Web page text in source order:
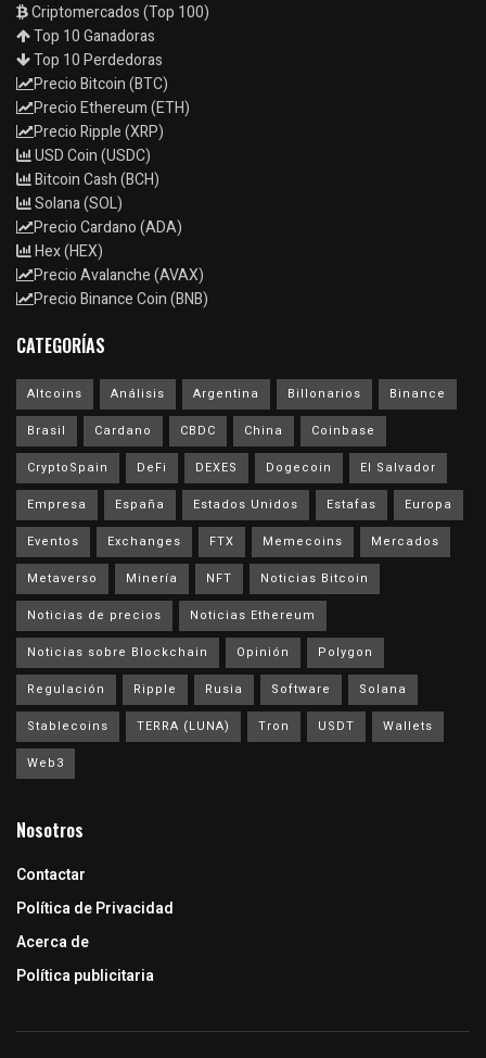
Criptomercados (Top 100)
Top 10 Ganadoras
Top 10 Perdedoras
Precio Bitcoin (BTC)
Precio Ethereum (ETH)
Precio Ripple (XRP)
USD Coin (USDC)
Bitcoin Cash (BCH)
Solana (SOL)
Precio Cardano (ADA)
Hex (HEX)
Precio Avalanche (AVAX)
Precio Binance Coin (BNB)
CATEGORÍAS
Altcoins Análisis Argentina Billonarios
Binance
Brasil
Cardano CBDC China
Coinbase
CryptoSpain
DeFi DEXES Dogecoin
El Salvador
Empresa
España Estados Unidos Estafas
Europa
Eventos
Exchanges FTX Memecoins
Mercados
Metaverso
Minería NFT
Noticias Bitcoin
Noticias de precios
Noticias Ethereum
Noticias sobre Blockchain
Opinión
Polygon
Regulación
Ripple Rusia Software
Solana
Stablecoins
TERRA (LUNA) Tron USDT
Wallets
Web3
Nosotros
Contactar
Política de Privacidad
Acerca de
Política publicitaria